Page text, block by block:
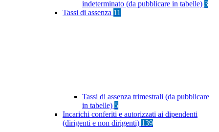
indeterminato (da pubblicare in tabelle) 3
Tassi di assenza 11
Tassi di assenza trimestrali (da pubblicare
in tabelle) 5
Incarichi conferiti e autorizzati ai dipendenti
(dirigenti e non dirigenti) 139